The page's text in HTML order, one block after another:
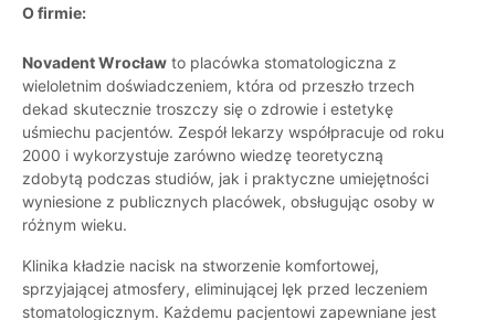
O firmie:
Novadent Wrocław to placówka stomatologiczna z
wieloletnim doświadczeniem, która od przeszło trzech
dekad skutecznie troszczy się o zdrowie i estetykę
uśmiechu pacjentów. Zespół lekarzy współpracuje od roku
2000 i wykorzystuje zarówno wiedzę teoretyczną
zdobytą podczas studiów, jak i praktyczne umiejętności
wyniesione z publicznych placówek, obsługując osoby w
różnym wieku.
Klinika kładzie nacisk na stworzenie komfortowej,
sprzyjającej atmosfery, eliminującej lęk przed leczeniem
stomatologicznym. Każdemu pacjentowi zapewniane jest